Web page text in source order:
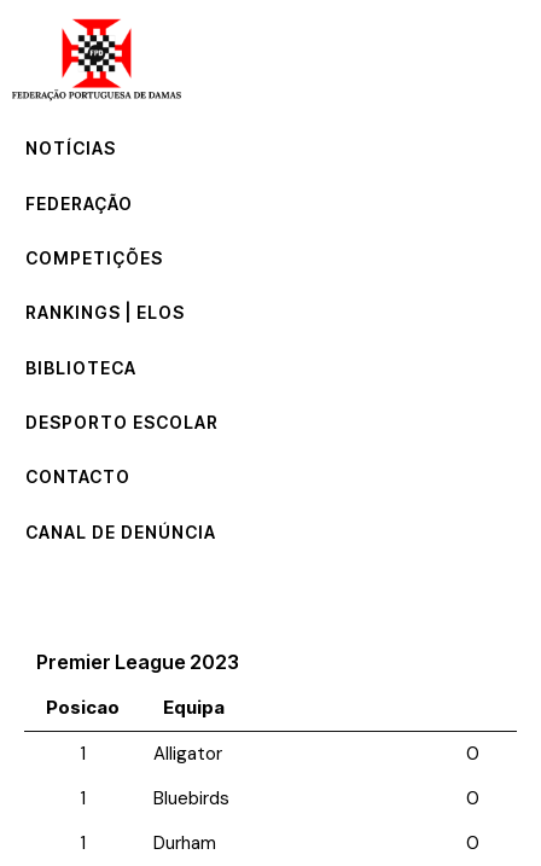
NOTÍCIAS
FEDERAÇÃO
COMPETIÇÕES
RANKINGS | ELOS
BIBLIOTECA
DESPORTO ESCOLAR
CONTACTO
CANAL DE DENÚNCIA
Premier League 2023
Posicao Equipa
1 Alligator
0
1
Bluebirds
0
1
Durham
0